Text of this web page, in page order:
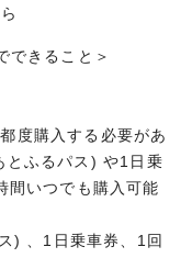
できること＞
度購入する必要があ
とふるパス) や1日乗
間いつでも購入可能
) 、1日乗車券、1回